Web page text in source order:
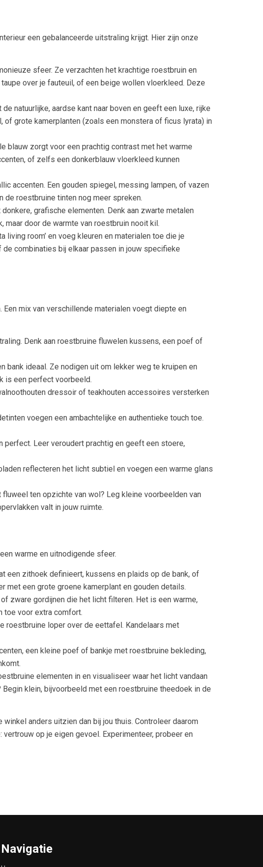
een gebalanceerde uitstraling krijgt. Hier zijn onze
sfeer. Ze verzachten het krachtige roestbruin en
over je fauteuil, of een beige wollen vloerkleed. Deze
natuurlijke, aardse kant naar boven en geeft een luxe, rijke
of grote kamerplanten (zoals een monstera of ficus lyrata) in
zorgt voor een prachtig contrast met het warme
of zelfs een donkerblauw vloerkleed kunnen
accenten. Een gouden spiegel, messing lampen, of vazen
de roestbruine tinten nog meer spreken.
grafische elementen. Denk aan zwarte metalen
door de warmte van roestbruin nooit kil.
living room’ en voeg kleuren en materialen toe die je
combinaties bij elkaar passen in jouw specifieke
mix van verschillende materialen voegt diepte en
Denk aan roestbruine fluwelen kussens, een poef of
ideaal. Ze nodigen uit om lekker weg te kruipen en
is een perfect voorbeeld.
dressoir of teakhouten accessoires versterken
voegen een ambachtelijke en authentieke touch toe.
Leer veroudert prachtig en geeft een stoere,
reflecteren het licht subtiel en voegen een warme glans
ten opzichte van wol? Leg kleine voorbeelden van
valt in jouw ruimte.
warme en uitnodigende sfeer.
een zithoek definieert, kussens en plaids op de bank, of
met een grote groene kamerplant en gouden details.
zware gordijnen die het licht filteren. Het is een warme,
toe voor extra comfort.
roestbruine loper over de eettafel. Kandelaars met
een kleine poef of bankje met roestbruine bekleding,
elementen in en visualiseer waar het licht vandaan
klein, bijvoorbeeld met een roestbruine theedoek in de
anders uitzien dan bij jou thuis. Controleer daarom
op je eigen gevoel. Experimenteer, probeer en
Navigatie